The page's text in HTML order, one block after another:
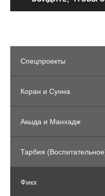
Спецпроекты
Коран и Сунна
Акыда и Манхадж
Тарбия
Фикх